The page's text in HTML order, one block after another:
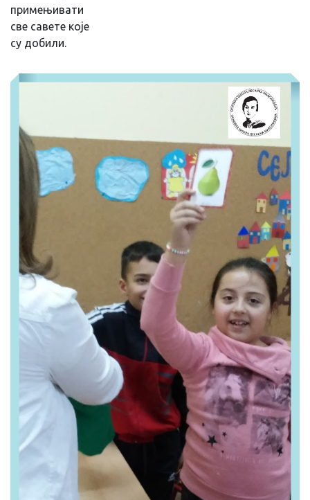
примењивати
све савете које
су добили.